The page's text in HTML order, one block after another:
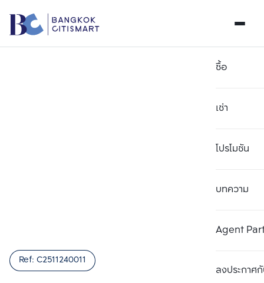
ซื้อ
เช่า
โปรโมชัน
บทความ
Agent
ลงประกาศกั
Ref: C2511240011 เปรียบเทียบ